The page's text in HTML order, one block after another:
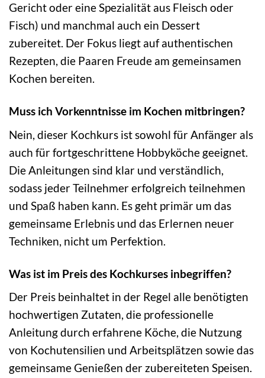
Gericht oder eine Spezialität aus Fleisch oder
Fisch) und manchmal auch ein Dessert
zubereitet. Der Fokus liegt auf authentischen
Rezepten, die Paaren Freude am gemeinsamen
Kochen bereiten.
Muss ich Vorkenntnisse im Kochen mitbringen?
Nein, dieser Kochkurs ist sowohl für Anfänger als
auch für fortgeschrittene Hobbyköche geeignet.
Die Anleitungen sind klar und verständlich,
sodass jeder Teilnehmer erfolgreich teilnehmen
und Spaß haben kann. Es geht primär um das
gemeinsame Erlebnis und das Erlernen neuer
Techniken, nicht um Perfektion.
Was ist im Preis des Kochkurses inbegriffen?
Der Preis beinhaltet in der Regel alle benötigten
hochwertigen Zutaten, die professionelle
Anleitung durch erfahrene Köche, die Nutzung
von Kochutensilien und Arbeitsplätzen sowie das
gemeinsame Genießen der zubereiteten Speisen.